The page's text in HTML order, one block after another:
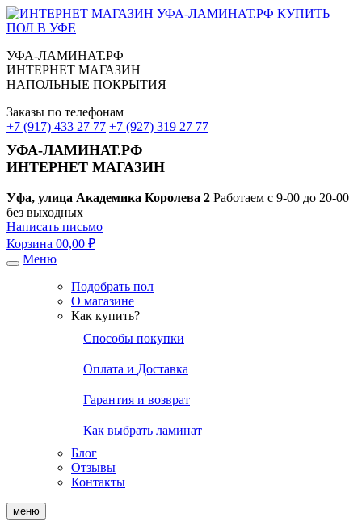
УФА-ЛАМИНАТ.РФ
ИНТЕРНЕТ МАГАЗИН
НАПОЛЬНЫЕ ПОКРЫТИЯ
Заказы по телефонам
+7 (917) 433 27 77 +7 (927) 319 27 77
УФА-ЛАМИНАТ.РФ
ИНТЕРНЕТ МАГАЗИН
Уфа, улица Академика Королева 2 Работаем с 9-00 до 20-00
без выходных
Написать письмо
Корзина 00,00 ₽
Меню
Подобрать пол
О магазине
Как купить?
Способы покупки
Оплата и Доставка
Гарантия и возврат
Как выбрать ламинат
Блог
Отзывы
Контакты
меню